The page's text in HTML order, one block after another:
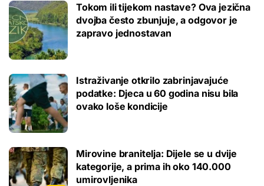
Tokom ili tijekom nastave? Ova jezična
dvojba često zbunjuje, a odgovor je
zapravo jednostavan
Istraživanje otkrilo zabrinjavajuće
podatke: Djeca u 60 godina nisu bila
ovako loše kondicije
Mirovine branitelja: Dijele se u dvije
kategorije, a prima ih oko 140.000
umirovljenika